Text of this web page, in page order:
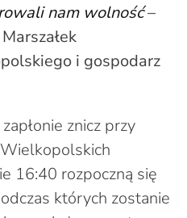
nam wolność–
i gospodarz
znicz przy
16:40 rozpoczną się
których zostanie